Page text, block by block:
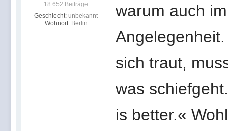
18.652 Beiträge
Geschlecht: unbekannt
Wohnort: Berlin
warum auch
sich traut,
was
is better.«